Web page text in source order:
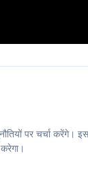
पर चर्चा करेंगे।